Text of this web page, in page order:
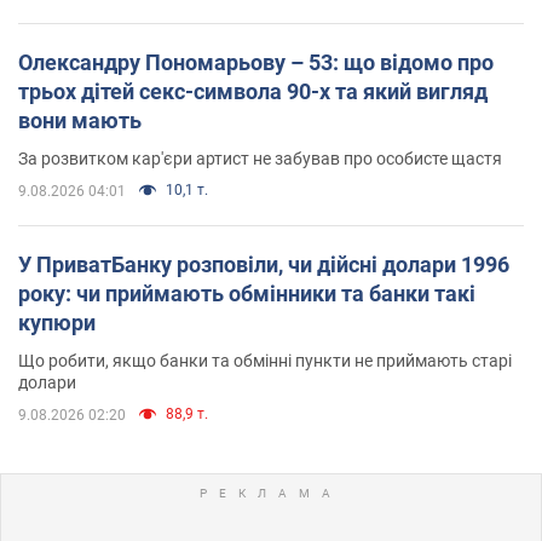
Олександру Пономарьову – 53: що відомо про
трьох дітей секс-символа 90-х та який вигляд
вони мають
За розвитком кар'єри артист не забував про особисте щастя
9.08.2026 04:01 10,1 т.
У ПриватБанку розповіли, чи дійсні долари 1996
року: чи приймають обмінники та банки такі
купюри
Що робити, якщо банки та обмінні пункти не приймають старі
долари
9.08.2026 02:20 88,9 т.